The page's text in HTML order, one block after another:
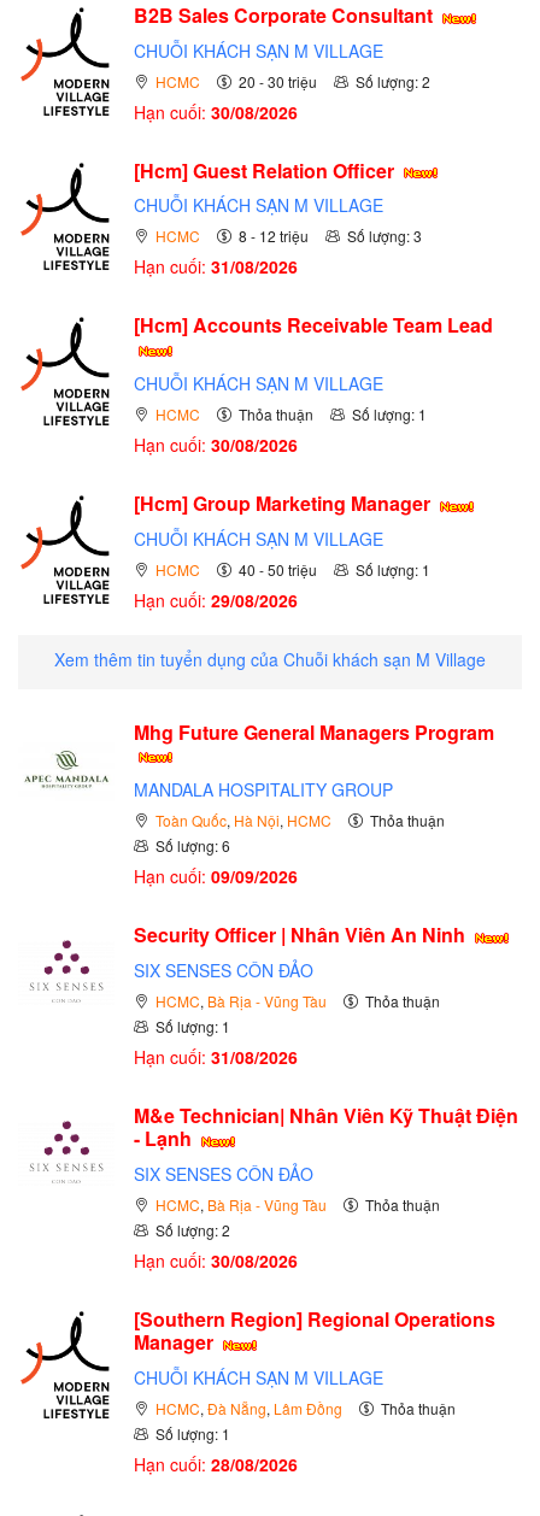
B2B Sales Corporate Consultant
CHUỖI KHÁCH SẠN M VILLAGE
HCMC 20 - 30 triệu Số lượng: 2
Hạn cuối: 30/08/2026
[Hcm] Guest Relation Officer
CHUỖI KHÁCH SẠN M VILLAGE
HCMC 8 - 12 triệu Số lượng: 3
Hạn cuối: 31/08/2026
[Hcm] Accounts Receivable Team Lead
CHUỖI KHÁCH SẠN M VILLAGE
HCMC Thỏa thuận Số lượng: 1
Hạn cuối: 30/08/2026
[Hcm] Group Marketing Manager
CHUỖI KHÁCH SẠN M VILLAGE
HCMC 40 - 50 triệu Số lượng: 1
Hạn cuối: 29/08/2026
Xem thêm tin tuyển dụng của Chuỗi khách sạn M Village
Mhg Future General Managers Program
MANDALA HOSPITALITY GROUP
Toàn Quốc, Hà Nội, HCMC
Thỏa thuận
Số lượng: 6
Hạn cuối: 09/09/2026
Security Officer | Nhân Viên An Ninh
SIX SENSES CÔN ĐẢO
HCMC, Bà Rịa - Vũng Tàu
Thỏa thuận
Số lượng: 1
Hạn cuối: 31/08/2026
M&e Technician| Nhân Viên Kỹ Thuật Điện
- Lạnh
SIX SENSES CÔN ĐẢO
HCMC, Bà Rịa - Vũng Tàu
Thỏa thuận
Số lượng: 2
Hạn cuối: 30/08/2026
[Southern Region] Regional Operations
Manager
CHUỖI KHÁCH SẠN M VILLAGE
HCMC, Đà Nẵng, Lâm Đồng
Thỏa thuận
Số lượng: 1
Hạn cuối: 28/08/2026